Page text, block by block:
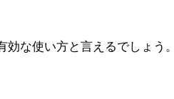
効な使い方と言えるでしょう